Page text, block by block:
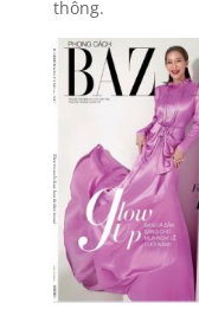
thông.